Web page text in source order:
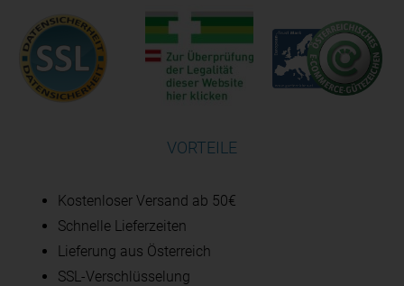
VORTEILE
Kostenloser Versand ab 50€
Schnelle Lieferzeiten
Lieferung aus Österreich
SSL-Verschlüsselung